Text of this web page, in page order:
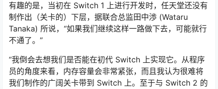
有趣的是，当初在 Switch 1 上进行开发时，任天堂还没有
制作出（关卡的）下层，据联合总监田中渉 (Wataru
Tanaka) 所说，“如果我们继续这样一路做下去，可能就行
不通了。”
“我倒会去想我们是否能在初代 Switch 上实现它。从程序
员的角度来看，内存容量会非常紧张，而且我认为很难将
我们制作的广阔关卡带到 Switch 上。至于与 Switch 2 的